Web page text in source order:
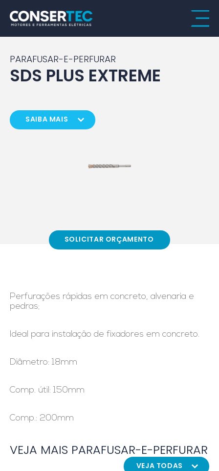
PARAFUSAR-E-PERFURAR
SDS PLUS EXTREME
SAIBA MAIS
SOLICITAR ORÇAMENTO
Perfurações rápidas em concreto, alvenaria e
pedras;
Ideal para instalação de fixadores em concreto.
Diâmetro: 18mm
Comp. útil: 150mm
Comp.: 200mm
VEJA MAIS PARAFUSAR-E-PERFURAR
VEJA TODAS